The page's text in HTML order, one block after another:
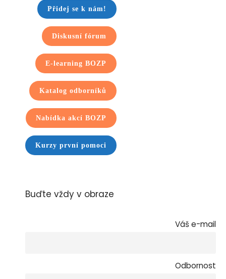
Přidej se k nám!
Diskusní fórum
E-learning BOZP
Katalog odborníků
Nabídka akcí BOZP
Kurzy první pomoci
Buďte vždy v obraze
Váš e-mail
Odbornost